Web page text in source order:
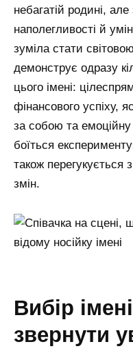
небагатій родині,
наполегливості й
зуміла стати
демонструє одразу
цього імені:
фінансового успіху,
за собою та емоційну
боїться
також
змін.
вибір імені: на що
звернути